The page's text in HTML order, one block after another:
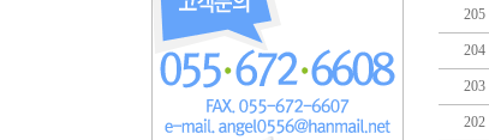
205
204
203
202